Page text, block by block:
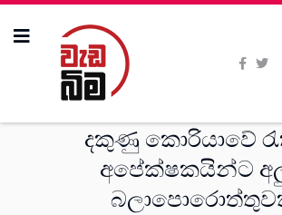
දකුණු කොරියාවේ
අපේක්ෂකයින්ට